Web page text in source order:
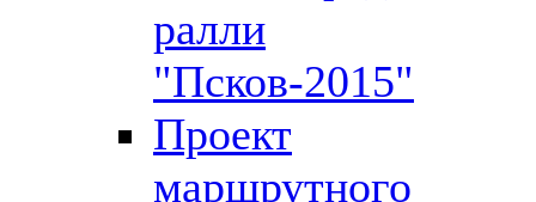
ралли
"Псков-2015"
Проект
маршрутного